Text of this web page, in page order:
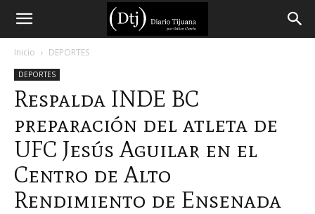
Diario
Tijuana
Inicio DEPORTES
DEPORTES
Respalda INDE BC
preparación del atleta de
UFC Jesús Aguilar en el
Centro de Alto
Rendimiento de Ensenada